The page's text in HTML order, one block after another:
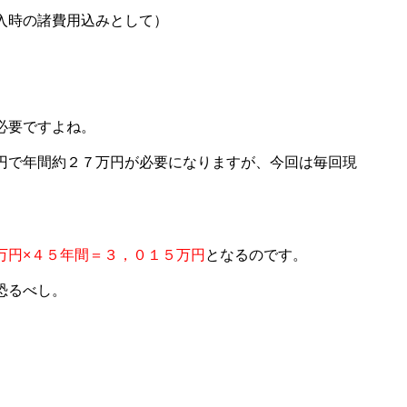
の諸費用込みとして）
ですよね。
年間約２７万円が必要になりますが、今回は毎回現
円×４５年間＝３，０１５万円 となるのです。
べし。